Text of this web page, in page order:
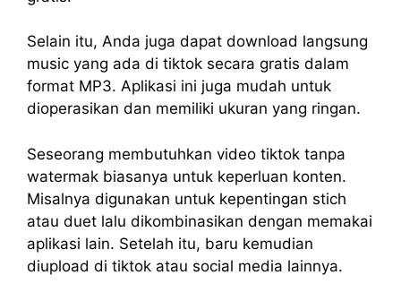
Selain itu, Anda juga dapat download langsung
music yang ada di tiktok secara gratis dalam
format MP3. Aplikasi ini juga mudah untuk
dioperasikan dan memiliki ukuran yang ringan.
Seseorang membutuhkan video tiktok tanpa
watermak biasanya untuk keperluan konten.
Misalnya digunakan untuk kepentingan stich
atau duet lalu dikombinasikan dengan memakai
aplikasi lain. Setelah itu, baru kemudian
diupload di tiktok atau social media lainnya.